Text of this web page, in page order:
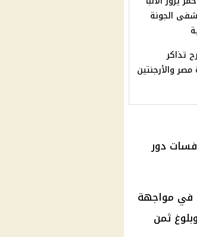
الجونة
تذاكر
والأرجنتين
دور
في مواجهة
وبلوغ ثمن